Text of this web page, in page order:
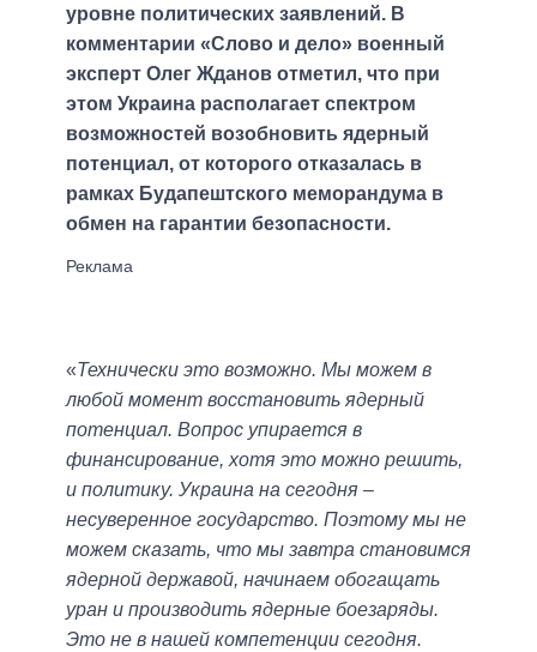
уровне политических заявлений. В
комментарии «Слово и дело» военный
эксперт Олег Жданов отметил, что при
этом Украина располагает спектром
возможностей возобновить ядерный
потенциал, от которого отказалась в
рамках Будапештского меморандума в
обмен на гарантии безопасности.
«Технически это возможно. Мы можем в
любой момент восстановить ядерный
потенциал. Вопрос упирается в
финансирование, хотя это можно решить,
и политику. Украина на сегодня –
несуверенное государство. Поэтому мы не
можем сказать, что мы завтра становимся
ядерной державой, начинаем обогащать
уран и производить ядерные боезаряды.
Это не в нашей компетенции сегодня.